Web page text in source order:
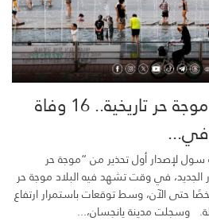
كوريا الجنوبية تواجه موجة حر تاريخية.. 16 وفاة
في...
سول لإصدار أول تحذير من “موجة حر
الجديد، في وقت تشهد فيه البلاد موجة حر
أودت بحياة 16 شخصًا حتى الآن، وسط توقعات باستمرار ارتفاع
وسجلت مدينة يانجسان،...